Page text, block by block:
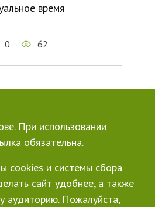
время
0 62
При использовании
обязательна.
cookies и системы сбора
сайт удобнее, а также
аудиторию. Пожалуйста,